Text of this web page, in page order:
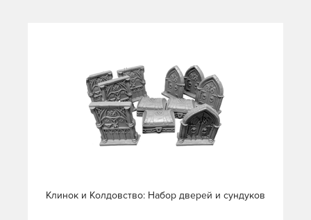
Клинок и Колдовство: Набор дверей и сундуков